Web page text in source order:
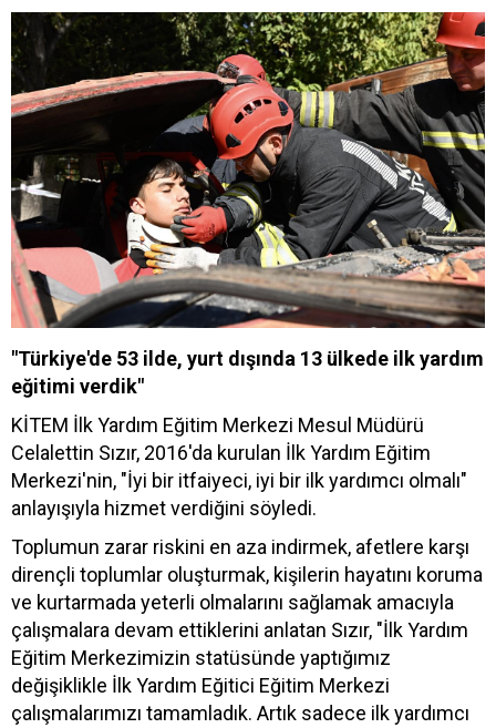
"Türkiye'de 53 ilde, yurt dışında 13 ülkede ilk yardım
eğitimi verdik"
KİTEM İlk Yardım Eğitim Merkezi Mesul Müdürü
Celalettin Sızır, 2016'da kurulan İlk Yardım Eğitim
Merkezi'nin, "İyi bir itfaiyeci, iyi bir ilk yardımcı olmalı"
anlayışıyla hizmet verdiğini söyledi.
Toplumun zarar riskini en aza indirmek, afetlere karşı
dirençli toplumlar oluşturmak, kişilerin hayatını koruma
ve kurtarmada yeterli olmalarını sağlamak amacıyla
çalışmalara devam ettiklerini anlatan Sızır, "İlk Yardım
Eğitim Merkezimizin statüsünde yaptığımız
değişiklikle İlk Yardım Eğitici Eğitim Merkezi
çalışmalarımızı tamamladık. Artık sadece ilk yardımcı